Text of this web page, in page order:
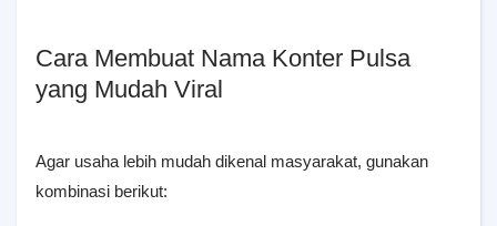
Cara Membuat Nama Konter Pulsa
yang Mudah Viral
Agar usaha lebih mudah dikenal masyarakat, gunakan
kombinasi berikut: